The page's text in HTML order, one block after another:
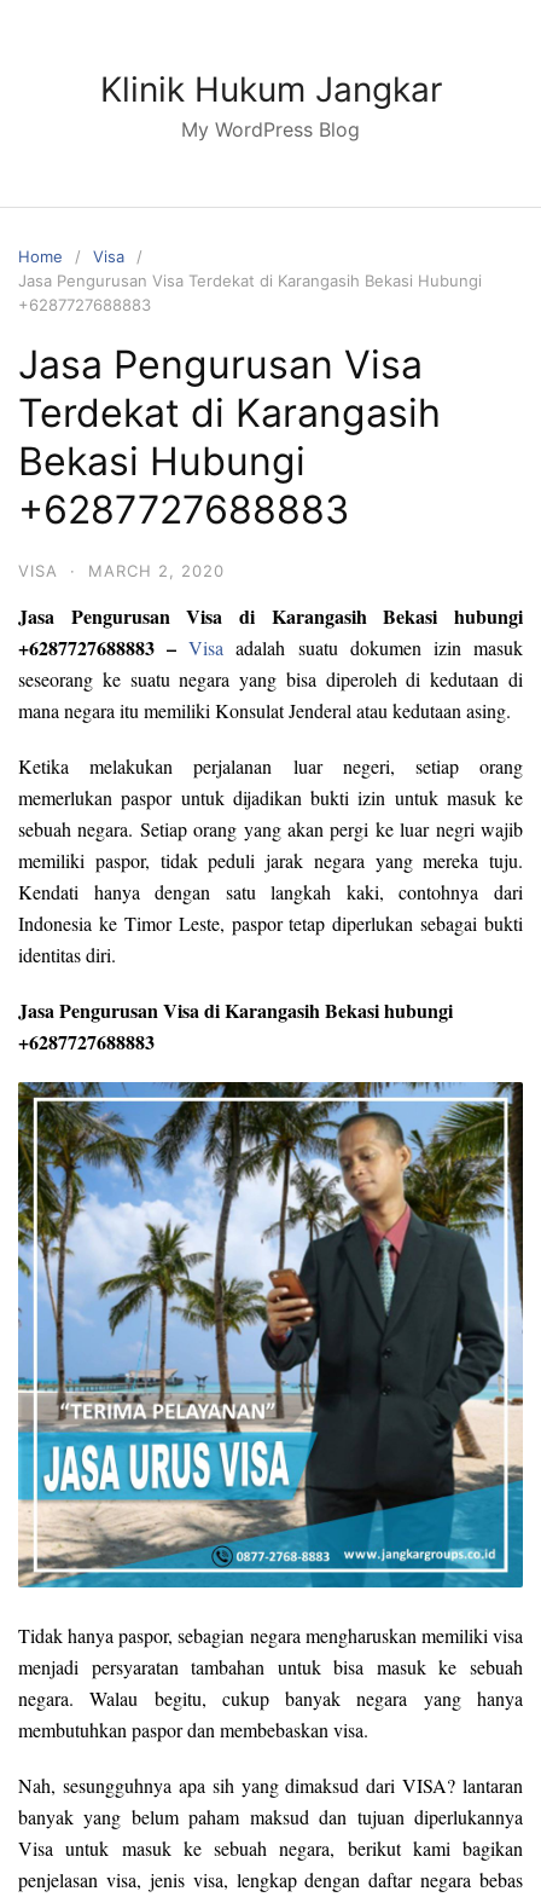
Klinik Hukum Jangkar
My WordPress Blog
Home
Visa
Jasa Pengurusan Visa Terdekat di Karangasih Bekasi Hubungi
+6287727688883
Jasa Pengurusan Visa
Terdekat di Karangasih
Bekasi Hubungi
+6287727688883
VISA · MARCH 2, 2020
Jasa Pengurusan Visa di Karangasih Bekasi hubungi
+6287727688883 –Visa adalah suatu dokumen izin masuk
seseorang ke suatu negara yang bisa diperoleh di kedutaan di
mana negara itu memiliki Konsulat Jenderal atau kedutaan asing.
Ketika melakukan perjalanan luar negeri, setiap orang
memerlukan paspor untuk dijadikan bukti izin untuk masuk ke
sebuah negara. Setiap orang yang akan pergi ke luar negri wajib
memiliki paspor, tidak peduli jarak negara yang mereka tuju.
Kendati hanya dengan satu langkah kaki, contohnya dari
Indonesia ke Timor Leste, paspor tetap diperlukan sebagai bukti
identitas diri.
Jasa Pengurusan Visa di Karangasih Bekasi hubungi
+6287727688883
Tidak hanya paspor, sebagian negara mengharuskan memiliki visa
menjadi persyaratan tambahan untuk bisa masuk ke sebuah
negara. Walau begitu, cukup banyak negara yang hanya
membutuhkan paspor dan membebaskan visa.
Nah, sesungguhnya apa sih yang dimaksud dari VISA? lantaran
banyak yang belum paham maksud dan tujuan diperlukannya
Visa untuk masuk ke sebuah negara, berikut kami bagikan
penjelasan visa, jenis visa, lengkap dengan daftar negara bebas